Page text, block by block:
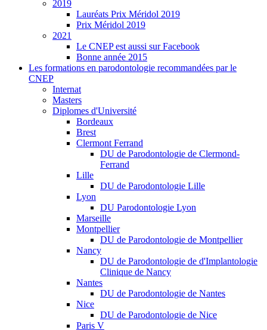
2019
Lauréats Prix Méridol 2019
Prix Méridol 2019
2021
Le CNEP est aussi sur Facebook
Bonne année 2015
Les formations en parodontologie recommandées par le
CNEP
Internat
Masters
Diplomes d'Université
Bordeaux
Brest
Clermont Ferrand
DU de Parodontologie de Clermond-
Ferrand
Lille
DU de Parodontologie Lille
Lyon
DU Parodontologie Lyon
Marseille
Montpellier
DU de Parodontologie de Montpellier
Nancy
DU de Parodontologie de d'Implantologie
Clinique de Nancy
Nantes
DU de Parodontologie de Nantes
Nice
DU de Parodontologie de Nice
Paris V